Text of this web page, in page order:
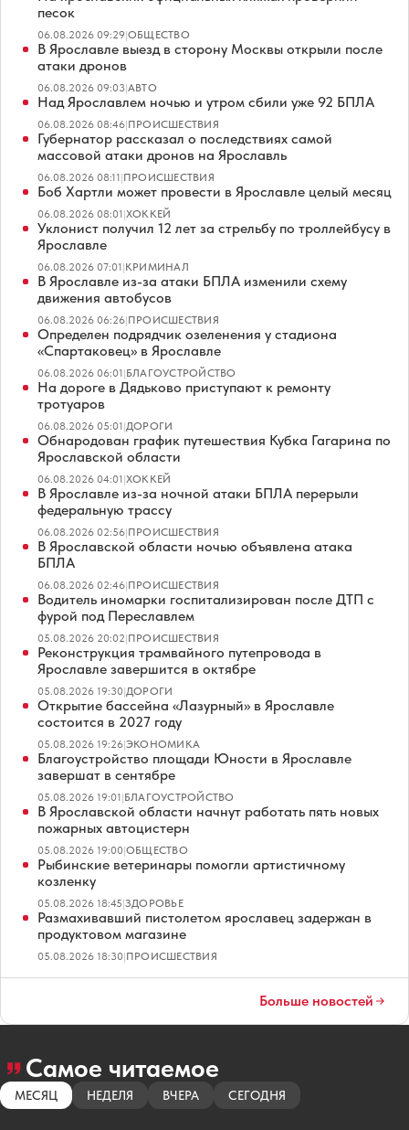
песок
06.08.2026 09:29|ОБЩЕСТВО
В Ярославле выезд в сторону Москвы открыли после
атаки дронов
06.08.2026 09:03|АВТО
Над Ярославлем ночью и утром сбили уже 92 БПЛА
06.08.2026 08:46|ПРОИСШЕСТВИЯ
Губернатор рассказал о последствиях самой
массовой атаки дронов на Ярославль
06.08.2026 08:11|ПРОИСШЕСТВИЯ
Боб Хартли может провести в Ярославле целый месяц
06.08.2026 08:01|ХОККЕЙ
Уклонист получил 12 лет за стрельбу по троллейбусу в
Ярославле
06.08.2026 07:01|КРИМИНАЛ
В Ярославле из-за атаки БПЛА изменили схему
движения автобусов
06.08.2026 06:26|ПРОИСШЕСТВИЯ
Определен подрядчик озеленения у стадиона
«Спартаковец» в Ярославле
06.08.2026 06:01|БЛАГОУСТРОЙСТВО
На дороге в Дядьково приступают к ремонту
тротуаров
06.08.2026 05:01|ДОРОГИ
Обнародован график путешествия Кубка Гагарина по
Ярославской области
06.08.2026 04:01|ХОККЕЙ
В Ярославле из-за ночной атаки БПЛА перерыли
федеральную трассу
06.08.2026 02:56|ПРОИСШЕСТВИЯ
В Ярославской области ночью объявлена атака
БПЛА
06.08.2026 02:46|ПРОИСШЕСТВИЯ
Водитель иномарки госпитализирован после ДТП с
фурой под Переславлем
05.08.2026 20:02|ПРОИСШЕСТВИЯ
Реконструкция трамвайного путепровода в
Ярославле завершится в октябре
05.08.2026 19:30|ДОРОГИ
Открытие бассейна «Лазурный» в Ярославле
состоится в 2027 году
05.08.2026 19:26|ЭКОНОМИКА
Благоустройство площади Юности в Ярославле
завершат в сентябре
05.08.2026 19:01|БЛАГОУСТРОЙСТВО
В Ярославской области начнут работать пять новых
пожарных автоцистерн
05.08.2026 19:00|ОБЩЕСТВО
Рыбинские ветеринары помогли артистичному
козленку
05.08.2026 18:45|ЗДОРОВЬЕ
Размахивавший пистолетом ярославец задержан в
продуктовом магазине
05.08.2026 18:30|ПРОИСШЕСТВИЯ
Больше новостей
Самое читаемое
МЕСЯЦ НЕДЕЛЯ ВЧЕРА СЕГОДНЯ